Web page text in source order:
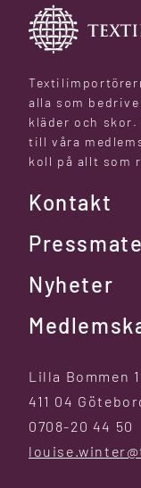
alla som
kläder och
till våra
koll på allt som
Kontakt
Nyheter
Lilla Bommen 1
411 04
0708-20 44 50